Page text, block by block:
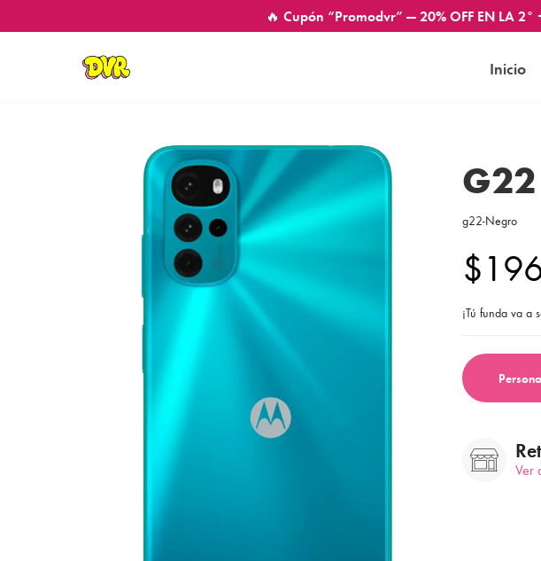
🔥 Cupón “Promodvr” — 20% OFF EN LA 2°
Inicio
G22
g22-Negro
¡Tú funda va a
Ver